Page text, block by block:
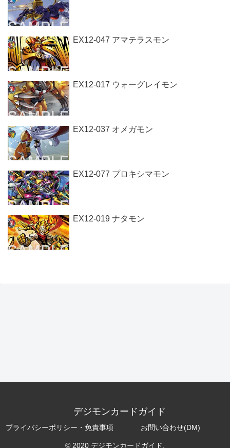
EX12-047 アマテラスモン
EX12-017 ウォーグレイモン
EX12-037 オメガモン
EX12-077 プロキシマモン
EX12-019 ナタモン
デジモンカードガイド
プライバシーポリシー・免責事項 お問い合わせ(DM)
© 2020 デジモンカードガイド.